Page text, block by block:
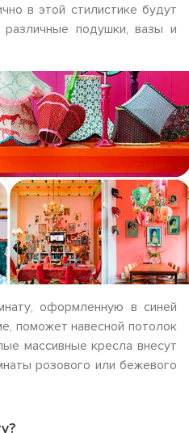
в этой стилистике будут
различные подушки, вазы и
оформленную в синей
поможет навесной потолок
массивные кресла внесут
розового или бежевого